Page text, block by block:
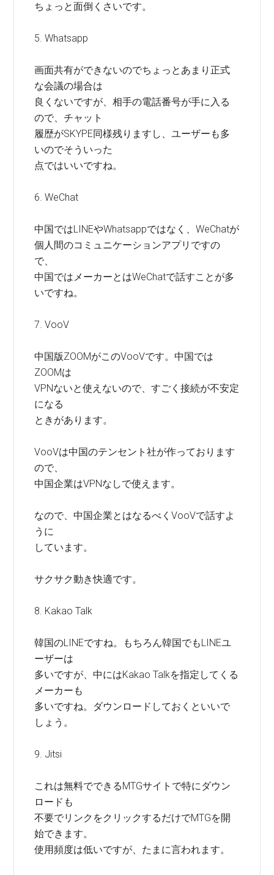
ちょっと面倒くさいです。
5. Whatsapp
画面共有ができないのでちょっとあまり正式
な会議の場合は
良くないですが、相手の電話番号が手に入る
ので、チャット
履歴がSKYPE同様残りますし、ユーザーも多
いのでそういった
点ではいいですね。
6. WeChat
中国ではLINEやWhatsappではなく、WeChatが
個人間のコミュニケーションアプリですの
で、
中国ではメーカーとはWeChatで話すことが多
いですね。
7. VooV
中国版ZOOMがこのVooVです。中国では
ZOOMは
VPNないと使えないので、すごく接続が不安定
になる
ときがあります。
VooVは中国のテンセント社が作っております
ので、
中国企業はVPNなしで使えます。
なので、中国企業とはなるべくVooVで話すよ
うに
しています。
サクサク動き快適です。
8. Kakao Talk
韓国のLINEですね。もちろん韓国でもLINEユ
ーザーは
多いですが、中にはKakao Talkを指定してくる
メーカーも
多いですね。ダウンロードしておくといいで
しょう。
9. Jitsi
これは無料でできるMTGサイトで特にダウン
ロードも
不要でリンクをクリックするだけでMTGを開
始できます。
使用頻度は低いですが、たまに言われます。